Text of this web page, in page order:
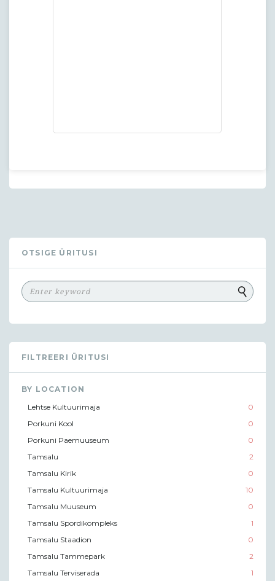
OTSIGE ÜRITUSI
FILTREERI ÜRITUSI
BY LOCATION
Lehtse Kultuurimaja
0
Porkuni Kool
0
Porkuni Paemuuseum
0
Tamsalu
2
Tamsalu Kirik
0
Tamsalu Kultuurimaja
10
Tamsalu Muuseum
0
Tamsalu Spordikompleks
1
Tamsalu Staadion
0
Tamsalu Tammepark
2
Tamsalu Terviserada
1